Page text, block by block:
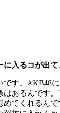
入るコが出て
す。AKB48
はあるんです
めてくれるん